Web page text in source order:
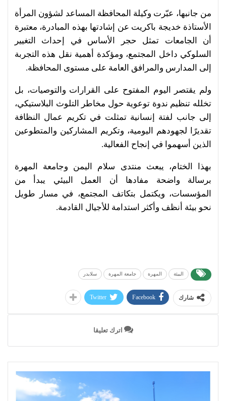
من جانبها، عبّرت وكيلة المحافظة المساعد لشؤون المرأة
الأستاذة خديجة باكريت عن إشادتها بهذه المبادرة، معتبرة
أن الجامعات تمثل حجر الأساس في إحداث التغيير
السلوكي داخل المجتمع، ومؤكدة أهمية نقل هذه التجربة
إلى المدارس والمرافق العامة على مستوى المحافظة.
ولم يقتصر اليوم المفتوح على القرارات والتوصيات، بل
تخلله تنظيم ندوة توعوية حول مخاطر التلوث البلاستيكي،
إلى جانب لفتة إنسانية تمثلت في تكريم عمال النظافة
تقديرًا لجهودهم اليومية، وتكريم المشاركين والمتطوعين
الذين أسهموا في إنجاح الفعالية.
بهذا الختام، يبعث منتدى سلام اليمن وجامعة المهرة
برسالة واضحة مفادها أن العمل البيئي يبدأ من
المؤسسات، ويكتمل بتكاتف المجتمع، في مسار طويل
نحو بيئة أنظف وأكثر استدامة للأجيال القادمة.
البيئة المهرة جامعة المهرة سلايدر
شارك Facebook
Twitter
اترك تعليقا